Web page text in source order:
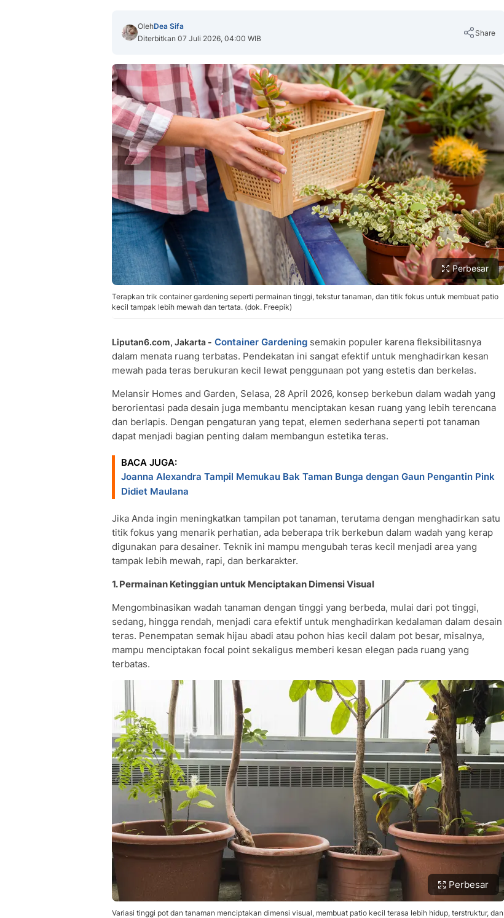
OlehDea Sifa
Diterbitkan 07 Juli 2026, 04:00 WIB
Share
Copy Link
Perbesar
Terapkan trik container gardening seperti permainan tinggi, tekstur tanaman, dan titik fokus untuk membuat patio
kecil tampak lebih mewah dan tertata. (dok. Freepik)
Liputan6.com, Jakarta - Container Gardening semakin populer karena fleksibilitasnya
dalam menata ruang terbatas. Pendekatan ini sangat efektif untuk menghadirkan kesan
mewah pada teras berukuran kecil lewat penggunaan pot yang estetis dan berkelas.
Melansir Homes and Garden, Selasa, 28 April 2026, konsep berkebun dalam wadah yang
berorientasi pada desain juga membantu menciptakan kesan ruang yang lebih terencana
dan berlapis. Dengan pengaturan yang tepat, elemen sederhana seperti pot tanaman
dapat menjadi bagian penting dalam membangun estetika teras.
BACA JUGA:
Joanna Alexandra Tampil Memukau Bak Taman Bunga dengan Gaun Pengantin Pink
Didiet Maulana
Jika Anda ingin meningkatkan tampilan pot tanaman, terutama dengan menghadirkan satu
titik fokus yang menarik perhatian, ada beberapa trik berkebun dalam wadah yang kerap
digunakan para desainer. Teknik ini mampu mengubah teras kecil menjadi area yang
tampak lebih mewah, rapi, dan berkarakter.
1. Permainan Ketinggian untuk Menciptakan Dimensi Visual
Mengombinasikan wadah tanaman dengan tinggi yang berbeda, mulai dari pot tinggi,
sedang, hingga rendah, menjadi cara efektif untuk menghadirkan kedalaman dalam desain
teras. Penempatan semak hijau abadi atau pohon hias kecil dalam pot besar, misalnya,
mampu menciptakan focal point sekaligus memberi kesan elegan pada ruang yang
terbatas.
Perbesar
Variasi tinggi pot dan tanaman menciptakan dimensi visual, membuat patio kecil terasa lebih hidup, terstruktur, dan